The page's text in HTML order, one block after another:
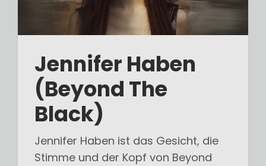
Jennifer Haben
(Beyond The
Black)
Jennifer Haben ist das Gesicht, die
Stimme und der Kopf von Beyond